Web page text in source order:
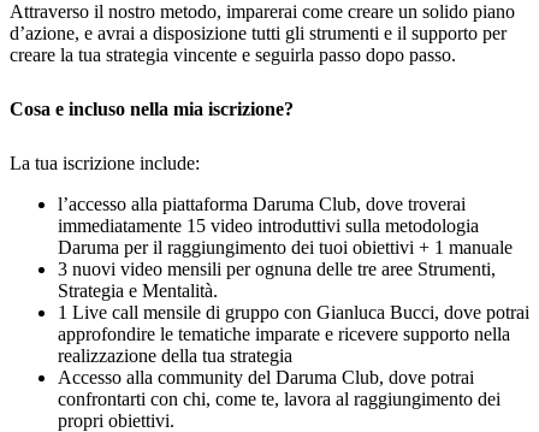
Attraverso il nostro metodo, imparerai come creare un solido piano
d’azione, e avrai a disposizione tutti gli strumenti e il supporto per
creare la tua strategia vincente e seguirla passo dopo passo.
Cosa e incluso nella mia iscrizione?
La tua iscrizione include:
l’accesso alla piattaforma Daruma Club, dove troverai
immediatamente 15 video introduttivi sulla metodologia
Daruma per il raggiungimento dei tuoi obiettivi + 1 manuale
3 nuovi video mensili per ognuna delle tre aree Strumenti,
Strategia e Mentalità.
1 Live call mensile di gruppo con Gianluca Bucci, dove potrai
approfondire le tematiche imparate e ricevere supporto nella
realizzazione della tua strategia
Accesso alla community del Daruma Club, dove potrai
confrontarti con chi, come te, lavora al raggiungimento dei
propri obiettivi.